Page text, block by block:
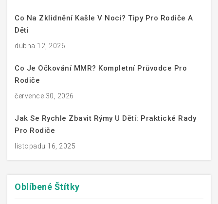
Co Na Zklidnění Kašle V Noci? Tipy Pro Rodiče A
Děti
dubna 12, 2026
Co Je Očkování MMR? Kompletní Průvodce Pro
Rodiče
července 30, 2026
Jak Se Rychle Zbavit Rýmy U Dětí: Praktické Rady
Pro Rodiče
listopadu 16, 2025
Oblíbené Štítky